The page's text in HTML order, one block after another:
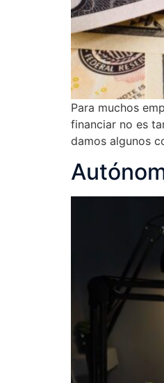
Para muchos
financiar no es
damos algunos